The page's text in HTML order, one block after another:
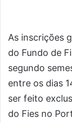
As inscrições
do Fundo de
segundo
entre os dias
ser feito
do Fies no